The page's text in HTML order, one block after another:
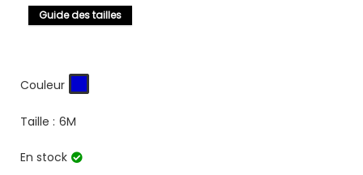
Guide des tailles
Couleur
Taille : 6M
En stock